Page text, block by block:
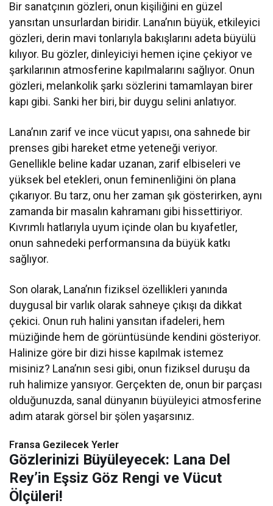
Bir sanatçının gözleri, onun kişiliğini en güzel
yansıtan unsurlardan biridir. Lana’nın büyük, etkileyici
gözleri, derin mavi tonlarıyla bakışlarını adeta büyülü
kılıyor. Bu gözler, dinleyiciyi hemen içine çekiyor ve
şarkılarının atmosferine kapılmalarını sağlıyor. Onun
gözleri, melankolik şarkı sözlerini tamamlayan birer
kapı gibi. Sanki her biri, bir duygu selini anlatıyor.
Lana’nın zarif ve ince vücut yapısı, ona sahnede bir
prenses gibi hareket etme yeteneği veriyor.
Genellikle beline kadar uzanan, zarif elbiseleri ve
yüksek bel etekleri, onun feminenliğini ön plana
çıkarıyor. Bu tarz, onu her zaman şık gösterirken, aynı
zamanda bir masalın kahramanı gibi hissettiriyor.
Kıvrımlı hatlarıyla uyum içinde olan bu kıyafetler,
onun sahnedeki performansına da büyük katkı
sağlıyor.
Son olarak, Lana’nın fiziksel özellikleri yanında
duygusal bir varlık olarak sahneye çıkışı da dikkat
çekici. Onun ruh halini yansıtan ifadeleri, hem
müziğinde hem de görüntüsünde kendini gösteriyor.
Halinize göre bir dizi hisse kapılmak istemez
misiniz? Lana’nın sesi gibi, onun fiziksel duruşu da
ruh halimize yansıyor. Gerçekten de, onun bir parçası
olduğunuzda, sanal dünyanın büyüleyici atmosferine
adım atarak görsel bir şölen yaşarsınız.
Fransa Gezilecek Yerler
Gözlerinizi Büyüleyecek: Lana Del
Rey’in Eşsiz Göz Rengi ve Vücut
Ölçüleri!